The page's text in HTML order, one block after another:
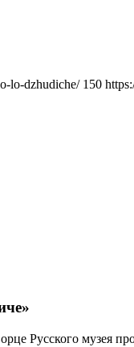
lo-dzhudiche/ 150
Русского музея